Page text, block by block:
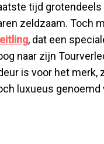
tijd
zeldzaam. Toch
, dat een
naar zijn
is voor het
luxueus